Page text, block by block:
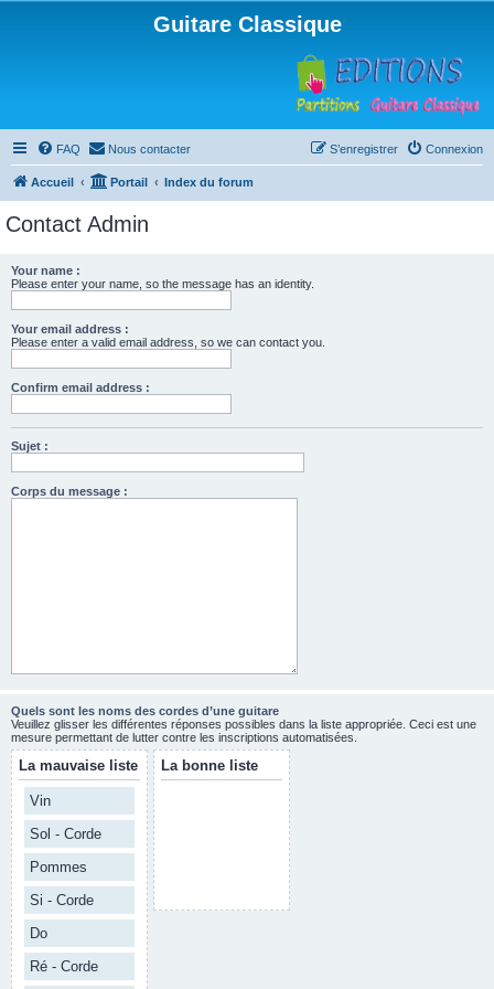
Guitare Classique
FAQ Nous contacter Connexion
S’enregistrer
Accueil Portail Index du forum
Contact Admin
Your name :
Please enter your name, so the message has an identity.
Your email address :
Please enter a valid email address, so we can contact you.
Confirm email address :
Sujet :
Corps du message :
Quels sont les noms des cordes d’une guitare
Veuillez glisser les différentes réponses possibles dans la liste appropriée. Ceci est une
mesure permettant de lutter contre les inscriptions automatisées.
La mauvaise liste
Vin
Sol - Corde
Pommes
Si - Corde
Do
Ré - Corde
La bonne liste